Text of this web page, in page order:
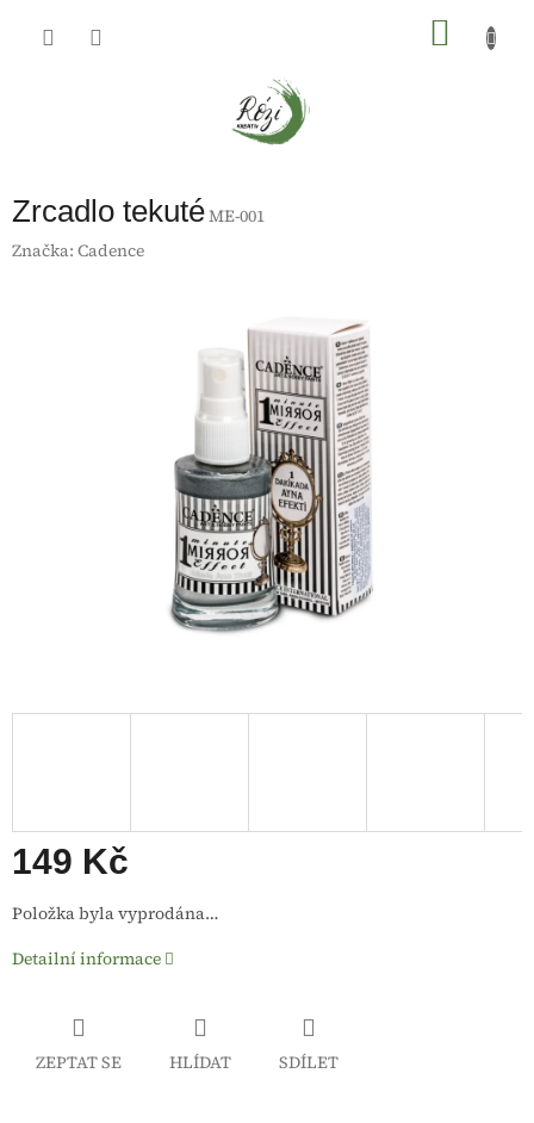
Zrcadlo tekutéME-001
Značka: Cadence
149 Kč
Měrná
cena:
Položka byla vyprodána…
Detailní informace
ZEPTAT SE HLÍDAT SDÍLET